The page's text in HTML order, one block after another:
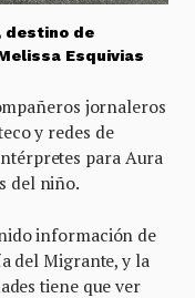
destino de
Esquivias
jornaleros
y redes de
para Aura
del niño.
información de
del Migrante, y la
tiene que ver